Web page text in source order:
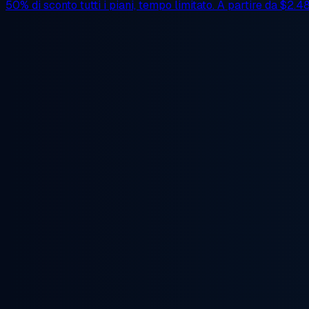
50% di sconto tutti i piani, tempo limitato. A partire da